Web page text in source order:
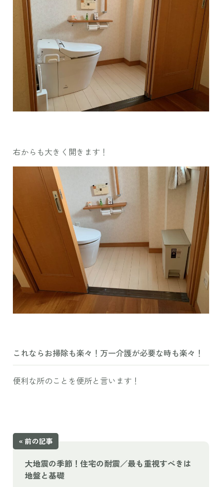
右からも大きく開きます！
これならお掃除も楽々！万一介護が必要な時も楽々！
便利な所のことを便所と言います！
« 前の記事
大地震の季節！住宅の耐震／最も重視すべきは
地盤と基礎